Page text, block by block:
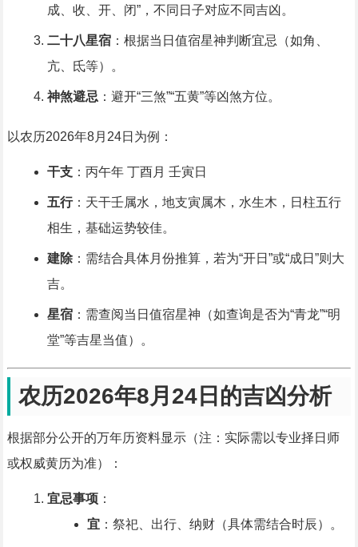
成、收、开、闭”，不同日子对应不同吉凶。
二十八星宿：根据当日值宿星神判断宜忌（如角、
亢、氐等）。
神煞避忌：避开“三煞”“五黄”等凶煞方位。
以农历2026年8月24日为例：
干支：丙午年 丁酉月 壬寅日
五行：天干壬属水，地支寅属木，水生木，日柱五行
相生，基础运势较佳。
建除：需结合具体月份推算，若为“开日”或“成日”则大
吉。
星宿：需查阅当日值宿星神（如查询是否为“青龙”“明
堂”等吉星当值）。
农历2026年8月24日的吉凶分析
根据部分公开的万年历资料显示（注：实际需以专业择日师
或权威黄历为准）：
宜忌事项：
宜：祭祀、出行、纳财（具体需结合时辰）。